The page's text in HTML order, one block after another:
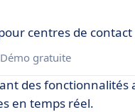
centres de
Démo gratuite
des
en temps réel.